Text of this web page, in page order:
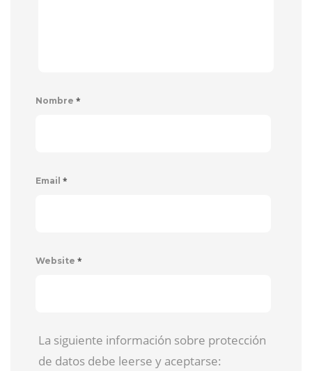
Nombre *
Email *
Website *
La siguiente información sobre protección
de datos debe leerse y aceptarse: